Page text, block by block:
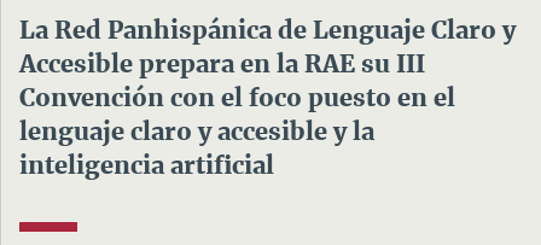
La Red Panhispánica de Lenguaje Claro y
Accesible prepara en la RAE su III
Convención con el foco puesto en el
lenguaje claro y accesible y la
inteligencia artificial